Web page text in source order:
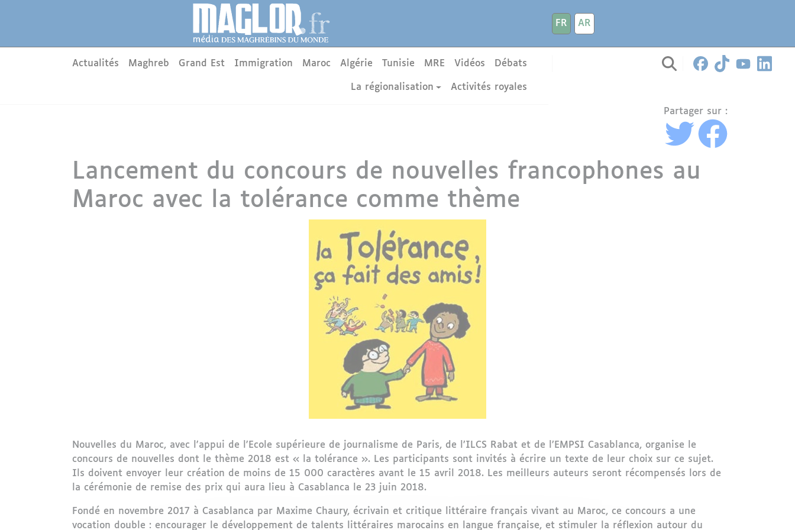
FR
AR
Main menu
Actualités Maghreb Grand Est Immigration Maroc Algérie Tunisie MRE Vidéos Débats
La régionalisation Activités royales
Partager sur :
Lancement du concours de nouvelles francophones au
Maroc avec la tolérance comme thème
Nouvelles du Maroc, avec l'appui de l'Ecole supérieure de journalisme de Paris, de l’ILCS Rabat et de l’EMPSI Casablanca, organise le
concours de nouvelles dont le thème 2018 est « la tolérance ». Les participants sont invités à écrire un texte de leur choix sur ce sujet.
Ils doivent envoyer leur création de moins de 15 000 caractères avant le 15 avril 2018. Les meilleurs auteurs seront récompensés lors de
la cérémonie de remise des prix qui aura lieu à Casablanca le 23 juin 2018.
Fondé en novembre 2017 à Casablanca par Maxime Chaury, écrivain et critique littéraire français vivant au Maroc, ce concours a une
vocation double : encourager le développement de talents littéraires marocains en langue française, et stimuler la réflexion autour du